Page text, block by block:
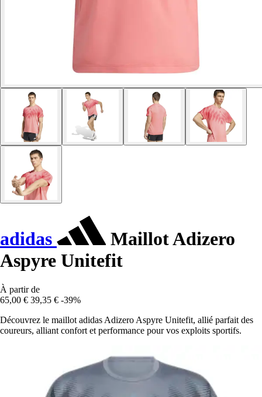
adidas
Maillot Adizero
Aspyre Unitefit
À partir de
65,00 € 39,35 € -39%
Découvrez le maillot adidas Adizero Aspyre Unitefit, allié parfait des
coureurs, alliant confort et performance pour vos exploits sportifs.